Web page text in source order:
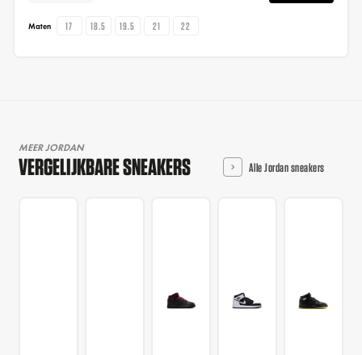
Maten 17 18.5 19.5 21 22
MEER JORDAN
VERGELIJKBARE SNEAKERS Alle Jordan sneakers